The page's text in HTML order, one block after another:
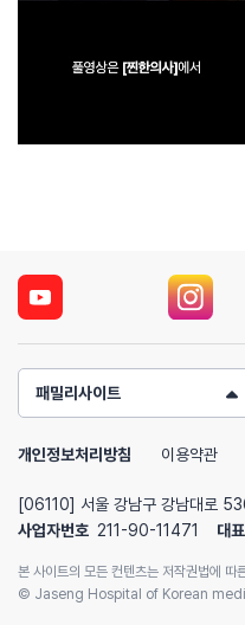
패밀리사이트
개인정보처리방침 이용약관
[06110] 서울 강남구 강남대로
사업자번호 211-90-11471 대
본 사이트의 모든 컨텐츠는 저작권법에 따
© Jaseng Hospital of Korean